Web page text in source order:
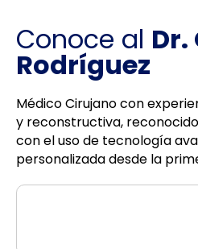
Conoce al Dr.
Rodríguez
Médico Cirujano con
y reconstructiva,
con el uso de tecnología
personalizada desde la